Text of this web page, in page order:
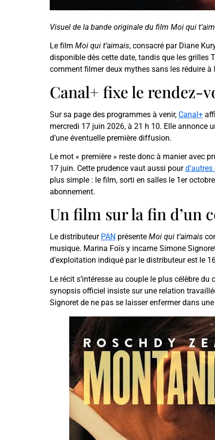
Visuel de la bande originale du film Moi qui
Le film Moi qui t’aimais, consacré par Diane
disponible dès cette date, tandis que les grilles
comment filmer deux mythes sans les réduire à
Canal+ fixe le rendez-
Sur sa page des programmes à venir, Canal+
mercredi 17 juin 2026, à 21 h 10. Elle annonce
d’une éventuelle première diffusion.
Le mot « première » reste donc à manier avec
17 juin. Cette prudence vaut aussi pour
plus simple : le film, sorti en salles le 1er
abonnement.
Un film sur la fin d’un
Le distributeur PAN présente Moi qui t’aimais
musique. Marina Foïs y incarne Simone
d’exploitation indiqué par le distributeur est le
Le récit s’intéresse au couple le plus célèbre du
synopsis officiel insiste sur une relation
Signoret de ne pas se laisser enfermer dans